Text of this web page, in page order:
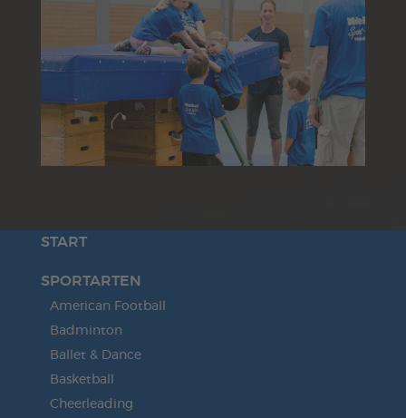
START
SPORTARTEN
American Football
Badminton
Ballet & Dance
Basketball
Cheerleading